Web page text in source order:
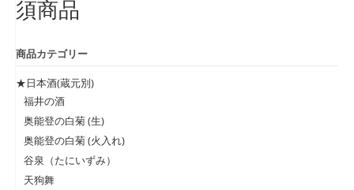
須商品
商品カテゴリー
★日本酒(蔵元別)
福井の酒
奥能登の白菊 (生)
奥能登の白菊 (火入れ)
谷泉（たにいずみ）
天狗舞